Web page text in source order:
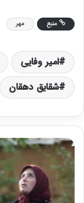
منبع مهر
امیر وفایی
شقایق دهقان
س
ت